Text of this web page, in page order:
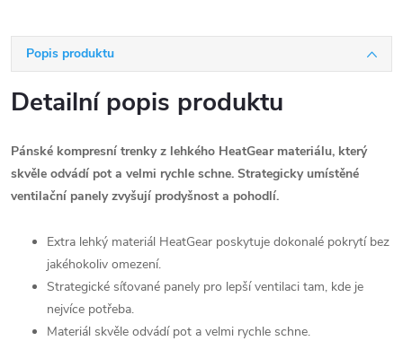
Popis produktu
Detailní popis produktu
Pánské kompresní trenky z lehkého HeatGear materiálu, který
skvěle odvádí pot a velmi rychle schne. Strategicky umístěné
ventilační panely zvyšují prodyšnost a pohodlí.
Extra lehký materiál HeatGear poskytuje dokonalé pokrytí bez
jakéhokoliv omezení.
Strategické síťované panely pro lepší ventilaci tam, kde je
nejvíce potřeba.
Materiál skvěle odvádí pot a velmi rychle schne.